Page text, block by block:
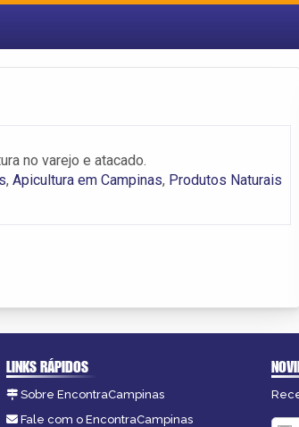
no varejo e atacado.
, Apicultura em Campinas, Produtos Naturais
LINKS RÁPIDOS
Sobre EncontraCampinas
Fale com o EncontraCampinas